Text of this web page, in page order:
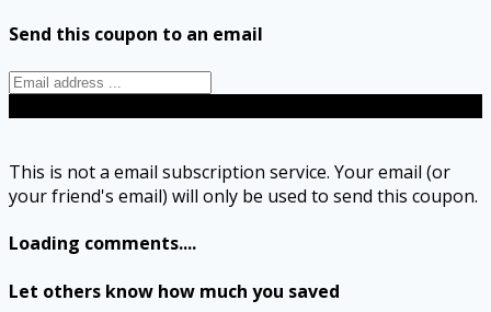
Send this coupon to an email
This is not a email subscription service. Your email (or
your friend's email) will only be used to send this coupon.
Loading comments....
Let others know how much you saved